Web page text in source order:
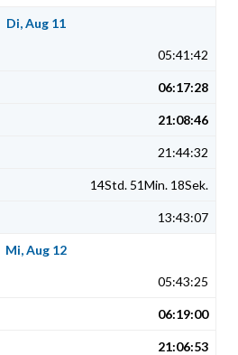
Di, Aug 11
05:41:42
06:17:28
21:08:46
21:44:32
14Std. 51Min. 18Sek.
13:43:07
Mi, Aug 12
05:43:25
06:19:00
21:06:53